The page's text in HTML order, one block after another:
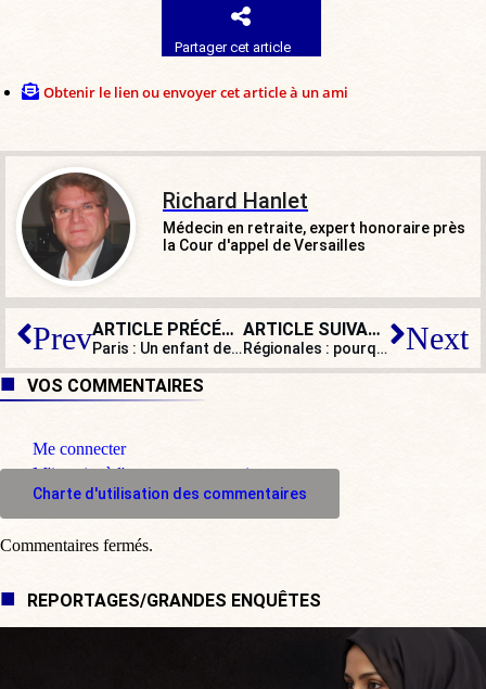
Partager cet article
Obtenir le lien ou envoyer cet article à un ami
Richard Hanlet
Médecin en retraite, expert honoraire près
la Cour d'appel de Versailles
Prev ARTICLE PRÉCÉDENT
Paris : Un enfant de 2 ans blessé par une toxicomane près de Stalingrad
ARTICLE SUIVANT
Régionales : pourquoi Autain, Pulvar et Bayou doivent battre Valérie Pécresse ? Next
VOS COMMENTAIRES
Me connecter
M'inscrire à l'espace commentaire
Charte d'utilisation des commentaires
Commentaires fermés.
REPORTAGES/GRANDES ENQUÊTES